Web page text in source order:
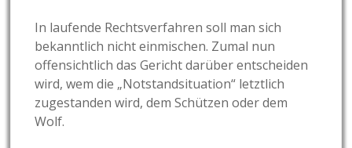
In laufende Rechtsverfahren soll man sich
bekanntlich nicht einmischen. Zumal nun
offensichtlich das Gericht darüber entscheiden
wird, wem die „Notstandsituation“ letztlich
zugestanden wird, dem Schützen oder dem
Wolf.